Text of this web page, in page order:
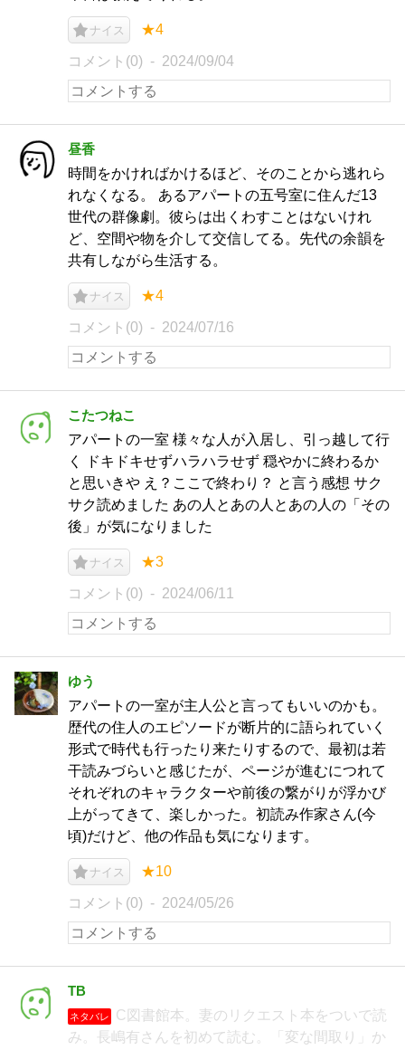
ナイス ★4
コメント(0) 2024/09/04
昼香
時間をかければかけるほど、そのことから逃れら
れなくなる。 あるアパートの五号室に住んだ13
世代の群像劇。彼らは出くわすことはないけれ
ど、空間や物を介して交信してる。先代の余韻を
共有しながら生活する。
ナイス ★4
コメント(0) 2024/07/16
こたつねこ
アパートの一室 様々な人が入居し、引っ越して行
く ドキドキせずハラハラせず 穏やかに終わるか
と思いきや え？ここで終わり？ と言う感想 サク
サク読めました あの人とあの人とあの人の「その
後」が気になりました
ナイス ★3
コメント(0) 2024/06/11
ゆう
アパートの一室が主人公と言ってもいいのかも。
歴代の住人のエピソードが断片的に語られていく
形式で時代も行ったり来たりするので、最初は若
干読みづらいと感じたが、ページが進むにつれて
それぞれのキャラクターや前後の繋がりが浮かび
上がってきて、楽しかった。初読み作家さん(今
頃)だけど、他の作品も気になります。
ナイス ★10
コメント(0) 2024/05/26
TB
ネタバレ
C図書館本。妻のリクエスト本をついで読
み。長嶋有さんを初めて読む。「変な間取り」か